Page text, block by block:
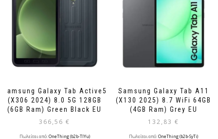
Samsung Galaxy Tab Active5
(X306 2024) 8.0 5G 128GB
(6GB Ram) Green Black EU
366,56 €
Πωλείται από:OneThing (b2b-TlYu)
Samsung Galaxy Tab A11
(X130 2025) 8.7 WiFi 64GB
(4GB Ram) Grey EU
132,83 €
Πωλείται από:OneThing (b2b-SyTi)